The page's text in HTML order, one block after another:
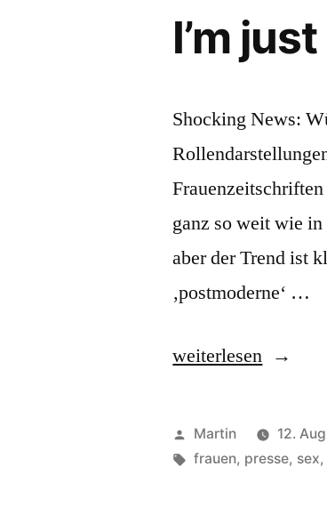
I’m
Shocking News:
ganz so weit wie
aber der Trend ist
‚postmoderne‘ …
„I’m
a
sweet
weiterlesen
Veröffentlicht
von
Martin 12.
Schlagwörter:
frauen, presse, sex,